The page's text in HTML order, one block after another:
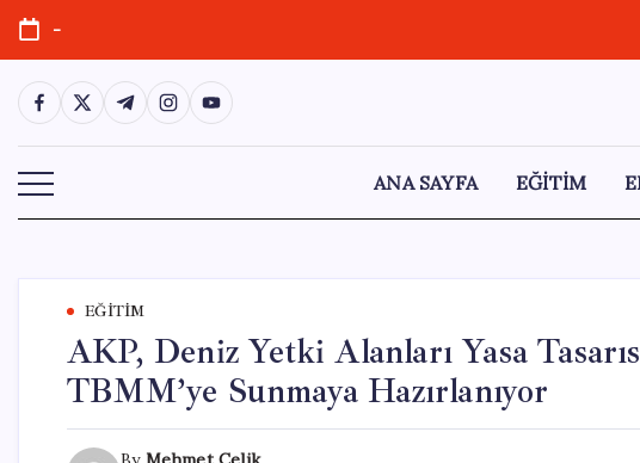
Skip
content
-
https://www.facebook.com/
https://twitter.com/
https://t.me/
https://www.instagram.com/
https://youtube.com/
ANA SAYFA EĞİTİM
EĞITIM
AKP, Deniz Yetki Alanları Yasa
TBMM’ye Sunmaya Hazırlanıyor